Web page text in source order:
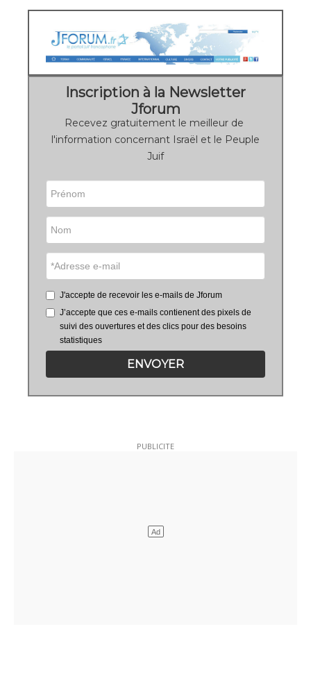
Inscription à la Newsletter
Jforum
Recevez gratuitement le meilleur de
l'information concernant Israël et le Peuple
Juif
J'accepte de recevoir les e-mails de Jforum
J’accepte que ces e-mails contienent des pixels de
suivi des ouvertures et des clics pour des besoins
statistiques
ENVOYER